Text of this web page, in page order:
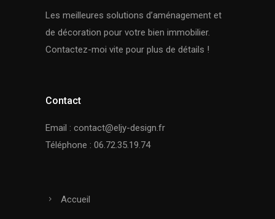
Les meilleures solutions d’aménagement et
de décoration pour votre bien immobilier.
Contactez-moi vite pour plus de détails !
Contact
Email : contact@eljy-design.fr
Téléphone : 06.72.35.19.74
Accueil